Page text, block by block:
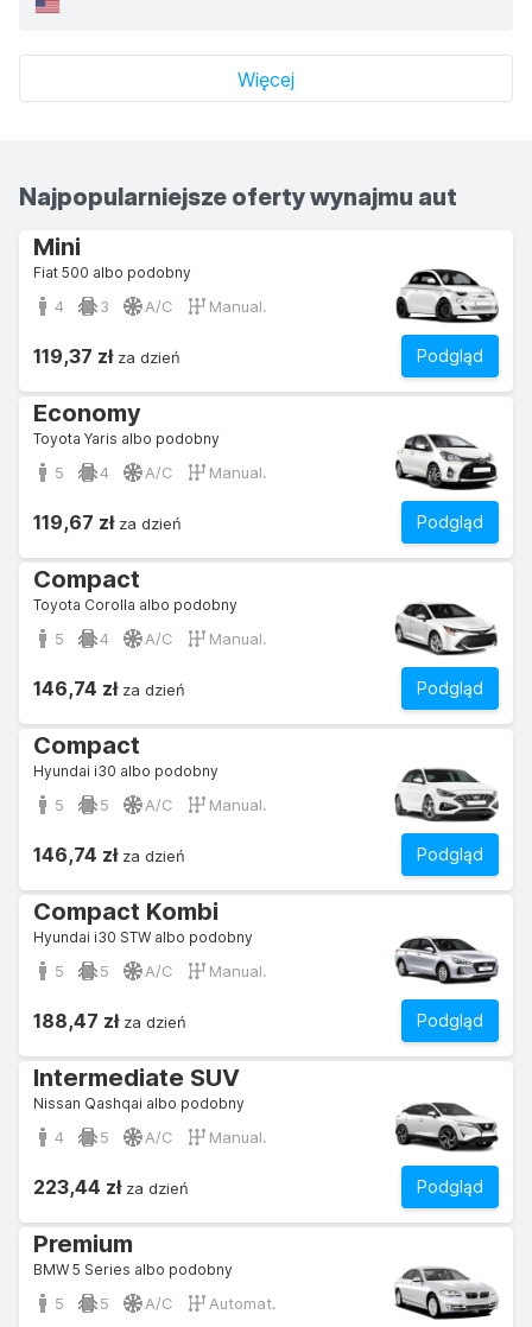
Więcej
Najpopularniejsze oferty wynajmu aut
Mini
Fiat 500 albo podobny
4 3 A/C Manual.
Podgląd
119,37 złza dzień
Economy
Toyota Yaris albo podobny
5 4 A/C Manual.
Podgląd
119,67 złza dzień
Compact
Toyota Corolla albo podobny
5 4 A/C Manual.
Podgląd
146,74 złza dzień
Compact
Hyundai i30 albo podobny
5 5 A/C Manual.
Podgląd
146,74 złza dzień
Compact Kombi
Hyundai i30 STW albo podobny
5 5 A/C Manual.
Podgląd
188,47 złza dzień
Intermediate SUV
Nissan Qashqai albo podobny
4 5 A/C Manual.
Podgląd
223,44 złza dzień
Premium
BMW 5 Series albo podobny
5 5 A/C Automat.